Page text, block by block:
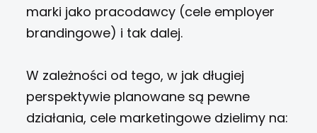
marki jako pracodawcy (cele employer
brandingowe) i tak dalej.
W zależności od tego, w jak długiej
perspektywie planowane są pewne
działania, cele marketingowe dzielimy na: